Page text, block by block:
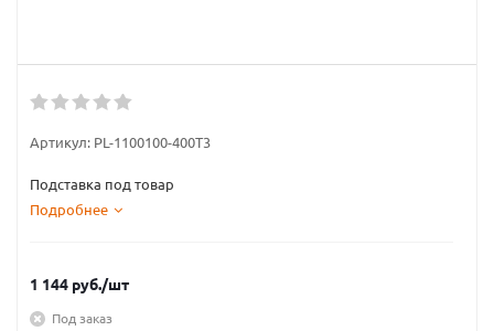
Артикул: PL-1100100-400T3
Подставка под товар
Подробнее
1 144 руб./шт
Под заказ